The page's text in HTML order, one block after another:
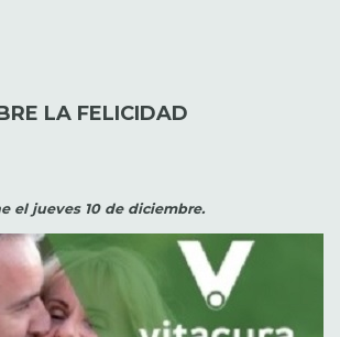
LA FELICIDAD
el jueves 10 de diciembre.